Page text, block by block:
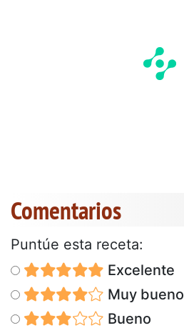
Comentarios
Puntúe esta receta:
Excelente
Muy bueno
Bueno